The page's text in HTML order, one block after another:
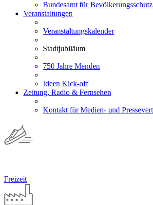
Bundesamt für
Veranstaltungen
Veranstaltungskalender
Stadtjubiläum
750 Jahre Menden
Ideen Kick-off
Zeitung, Radio & Fernsehen
Kontakt für Medien- und
Freizeit